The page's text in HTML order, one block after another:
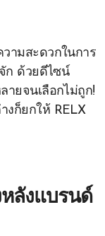
ก ด้วยดีไซน์
ายจนเลือกไม่ถูก!
งก็ยกให้ RELX
หลังแบรนด์